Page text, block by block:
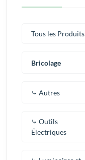
Tous les Produits
Bricolage
⤷ Autres
⤷ Outils
Électriques